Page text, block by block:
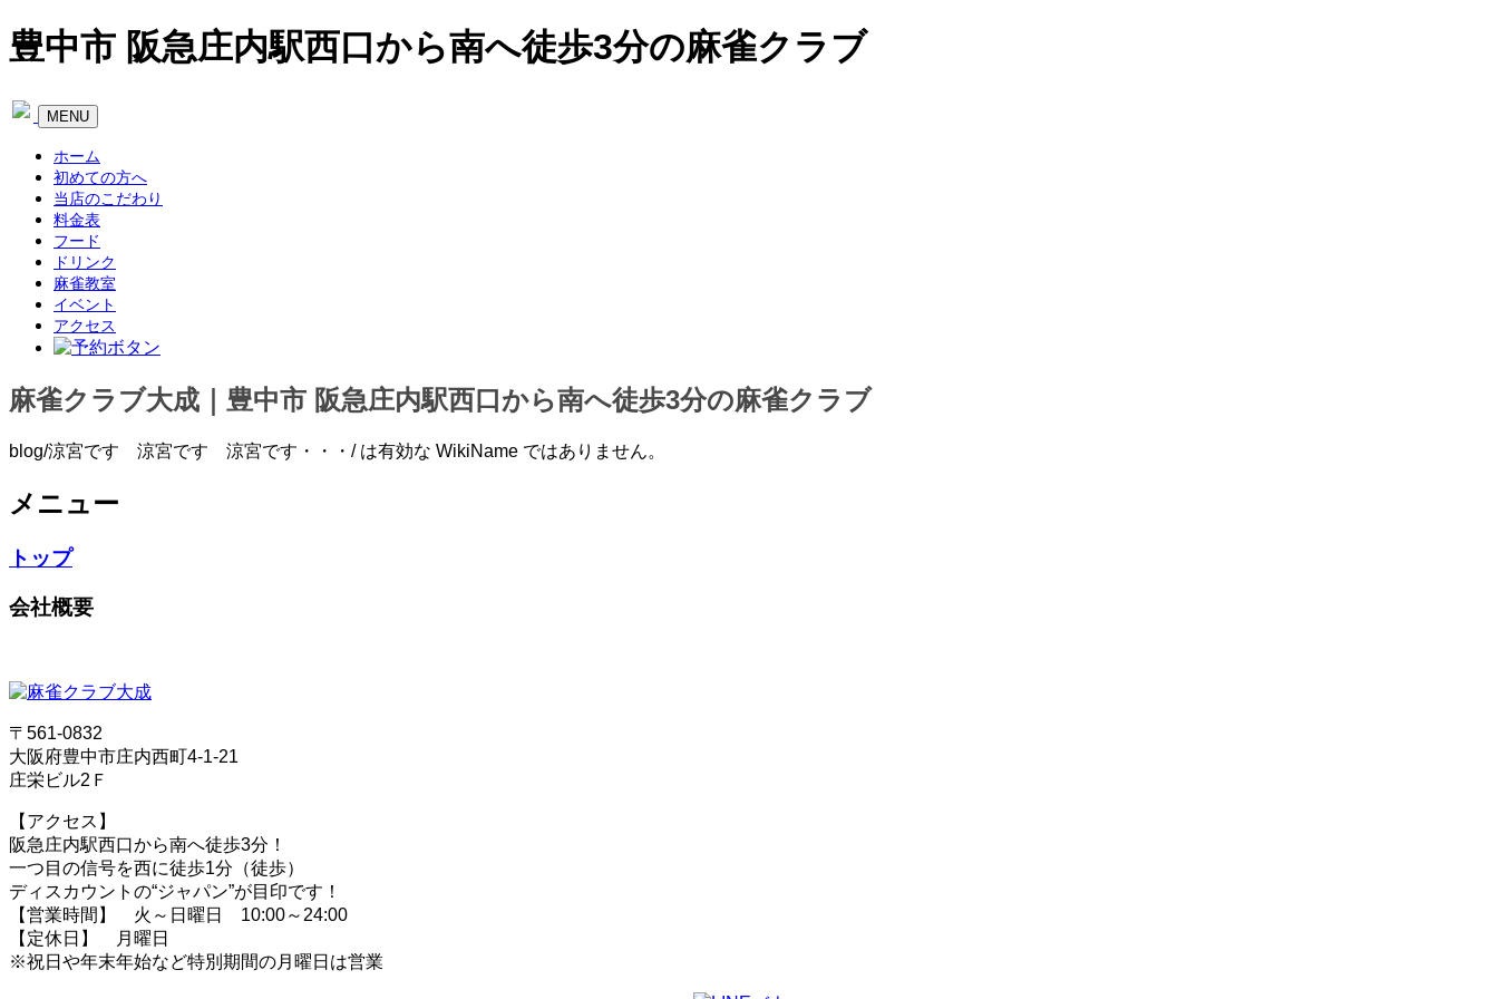
豊中市 阪急庄内駅西口から南へ徒歩3分の麻雀クラブ
Toggle
navigation
MENU
ホーム
初めての方へ
当店のこだわり
料金表
フード
ドリンク
麻雀教室
イベント
アクセス
麻雀クラブ大成｜豊中市 阪急庄内駅西口から南へ徒歩3分の麻雀クラブ
blog/涼宮です 涼宮です 涼宮です・・・/ は有効な WikiName ではありません。
メニュー
トップ
会社概要
〒561-0832
大阪府豊中市庄内西町4-1-21
庄栄ビル2Ｆ
【アクセス】
阪急庄内駅西口から南へ徒歩3分！
一つ目の信号を西に徒歩1分（徒歩）
ディスカウントの“ジャパン”が目印です！
【営業時間】 火～日曜日 10:00～24:00
【定休日】 月曜日
※祝日や年末年始など特別期間の月曜日は営業